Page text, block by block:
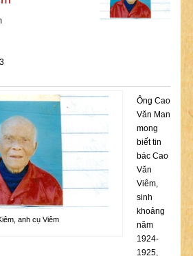
anh cụ Viêm
Ông Cao
Văn Man
mong
biết tin
bác Cao
Văn
Viêm,
sinh
khoảng
năm
1924-
1925,